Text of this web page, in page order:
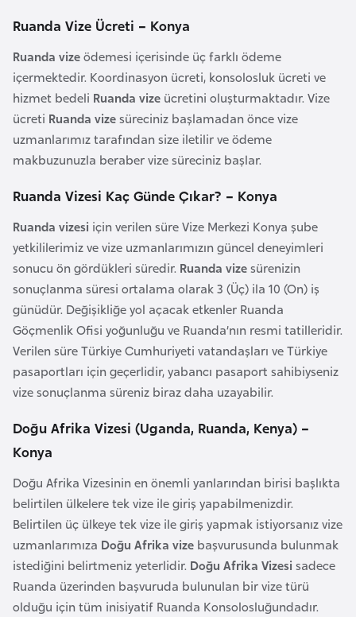
Ruanda Vize Ücreti – Konya
Ruanda vizeödemesi içerisinde üç farklı ödeme
içermektedir. Koordinasyon ücreti, konsolosluk ücreti ve
hizmet bedeli Ruanda vize ücretini oluşturmaktadır. Vize
ücreti Ruanda vizesüreciniz başlamadan önce vize
uzmanlarımız tarafından size iletilir ve ödeme
makbuzunuzla beraber vize süreciniz başlar.
Ruanda Vizesi Kaç Günde Çıkar? – Konya
Ruanda vizesi için verilen süre Vize Merkezi Konya şube
yetkililerimiz ve vize uzmanlarımızın güncel deneyimleri
sonucu ön gördükleri süredir. Ruanda vizesürenizin
sonuçlanma süresi ortalama olarak 3 (Üç) ila 10 (On) iş
günüdür. Değişikliğe yol açacak etkenler Ruanda
Göçmenlik Ofisi yoğunluğu ve Ruanda’nın resmi tatilleridir.
Verilen süre Türkiye Cumhuriyeti vatandaşları ve Türkiye
pasaportları için geçerlidir, yabancı pasaport sahibiyseniz
vize sonuçlanma süreniz biraz daha uzayabilir.
Doğu Afrika Vizesi (Uganda, Ruanda, Kenya) –
Konya
Doğu Afrika Vizesinin en önemli yanlarından birisi başlıkta
belirtilen ülkelere tek vize ile giriş yapabilmenizdir.
Belirtilen üç ülkeye tek vize ile giriş yapmak istiyorsanız vize
uzmanlarımıza Doğu Afrika vize başvurusunda bulunmak
istediğini belirtmeniz yeterlidir. Doğu Afrika Vizesi sadece
Ruanda üzerinden başvuruda bulunulan bir vize türü
olduğu için tüm inisiyatif Ruanda Konsolosluğundadır.
C
z
a
y
i
r
C
b
u
t
i
Ç
i
n
D
a
n
i
m
a
r
k
a